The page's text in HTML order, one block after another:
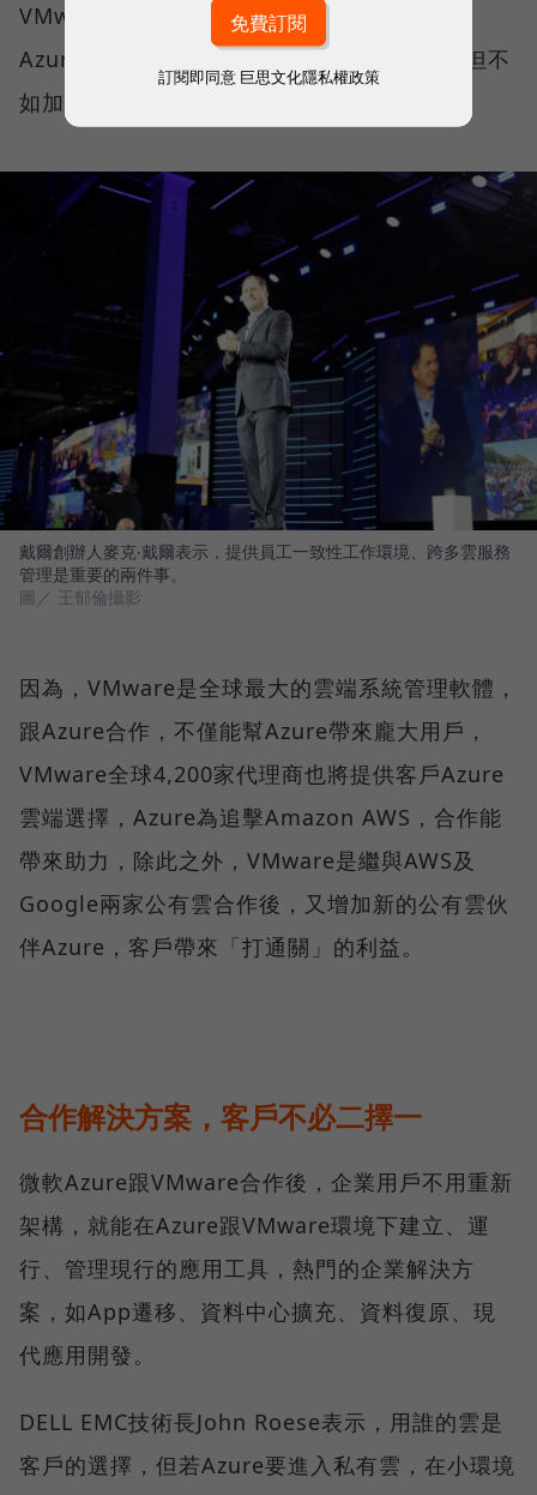
VMware在混合雲緊密合作。從此觀點來看，
Azure雖然也推出Azure Stack私有雲服務，但不
如加把勁跟VMware合作有效益。
戴爾創辦人麥克‧戴爾表示，提供員工一致性工作環境、跨多雲服務
管理是重要的兩件事。
圖／ 王郁倫攝影
因為，VMware是全球最大的雲端系統管理軟體，
跟Azure合作，不僅能幫Azure帶來龐大用戶，
VMware全球4,200家代理商也將提供客戶Azure
雲端選擇，Azure為追擊Amazon AWS，合作能
帶來助力，除此之外，VMware是繼與AWS及
Google兩家公有雲合作後，又增加新的公有雲伙
伴Azure，客戶帶來「打通關」的利益。
合作解決方案，客戶不必二擇一
微軟Azure跟VMware合作後，企業用戶不用重新
架構，就能在Azure跟VMware環境下建立、運
行、管理現行的應用工具，熱門的企業解決方
案，如App遷移、資料中心擴充、資料復原、現
代應用開發。
DELL EMC技術長John Roese表示，用誰的雲是
客戶的選擇，但若Azure要進入私有雲，在小環境
訂閱即同意 巨思文化隱私權政策